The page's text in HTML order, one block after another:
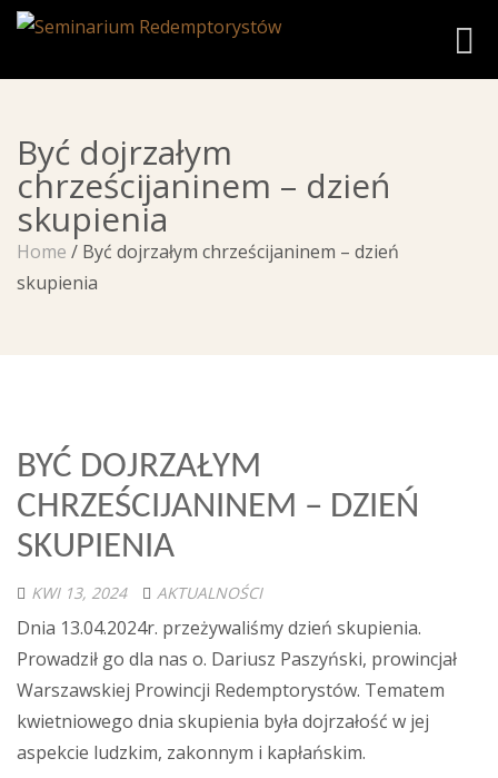
Być dojrzałym
chrześcijaninem – dzień
skupienia
Home / Być dojrzałym chrześcijaninem – dzień
skupienia
BYĆ DOJRZAŁYM
CHRZEŚCIJANINEM – DZIEŃ
SKUPIENIA
KWI 13, 2024 AKTUALNOŚCI
Dnia 13.04.2024r. przeżywaliśmy dzień skupienia.
Prowadził go dla nas o. Dariusz Paszyński, prowincjał
Warszawskiej Prowincji Redemptorystów. Tematem
kwietniowego dnia skupienia była dojrzałość w jej
aspekcie ludzkim, zakonnym i kapłańskim.